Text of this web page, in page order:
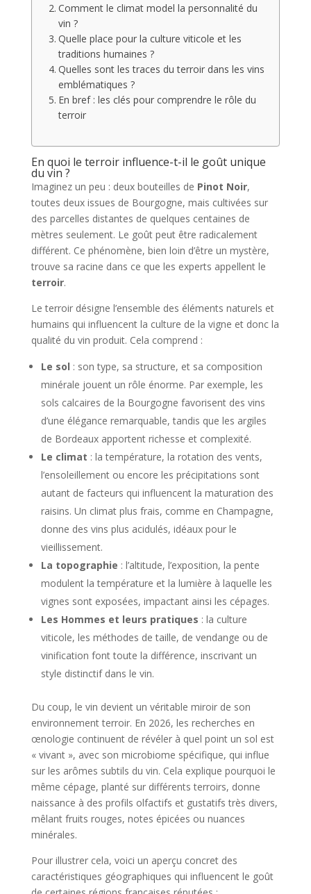
Comment le climat model la personnalité du
vin ?
Quelle place pour la culture viticole et les
traditions humaines ?
Quelles sont les traces du terroir dans les vins
emblématiques ?
En bref : les clés pour comprendre le rôle du
terroir
En quoi le terroir influence-t-il le goût unique
du vin ?
Imaginez un peu : deux bouteilles de Pinot Noir,
toutes deux issues de Bourgogne, mais cultivées sur
des parcelles distantes de quelques centaines de
mètres seulement. Le goût peut être radicalement
différent. Ce phénomène, bien loin d’être un mystère,
trouve sa racine dans ce que les experts appellent le
terroir.
Le terroir désigne l’ensemble des éléments naturels et
humains qui influencent la culture de la vigne et donc la
qualité du vin produit. Cela comprend :
Le sol : son type, sa structure, et sa composition
minérale jouent un rôle énorme. Par exemple, les
sols calcaires de la Bourgogne favorisent des vins
d’une élégance remarquable, tandis que les argiles
de Bordeaux apportent richesse et complexité.
Le climat : la température, la rotation des vents,
l’ensoleillement ou encore les précipitations sont
autant de facteurs qui influencent la maturation des
raisins. Un climat plus frais, comme en Champagne,
donne des vins plus acidulés, idéaux pour le
vieillissement.
La topographie : l’altitude, l’exposition, la pente
modulent la température et la lumière à laquelle les
vignes sont exposées, impactant ainsi les cépages.
Les Hommes et leurs pratiques : la culture
viticole, les méthodes de taille, de vendange ou de
vinification font toute la différence, inscrivant un
style distinctif dans le vin.
Du coup, le vin devient un véritable miroir de son
environnement terroir. En 2026, les recherches en
œnologie continuent de révéler à quel point un sol est
« vivant », avec son microbiome spécifique, qui influe
sur les arômes subtils du vin. Cela explique pourquoi le
même cépage, planté sur différents terroirs, donne
naissance à des profils olfactifs et gustatifs très divers,
mêlant fruits rouges, notes épicées ou nuances
minérales.
Pour illustrer cela, voici un aperçu concret des
caractéristiques géographiques qui influencent le goût